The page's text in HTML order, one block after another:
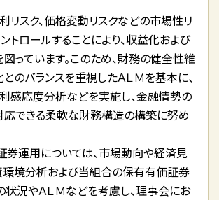
リスク、価格変動リスクなどの市場性リ
トロールすることにより、収益化および
っています。このため、財務の健全性維
のバランスを重視したＡＬＭを基本に、
感応度分析などを実施し、金融情勢の
できる柔軟な財務構造の構築に努め
券運用については、市場動向や経済見
境分析および当組合の保有有価証券
状況やＡＬＭなどを考慮し、理事会にお